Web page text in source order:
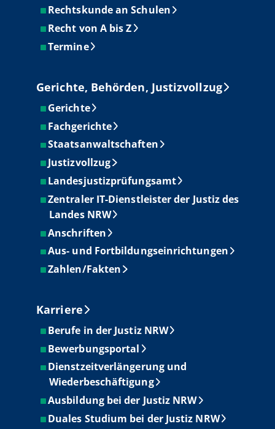
Rechtskunde an Schulen
Recht von A bis Z
Termine
Gerichte, Behörden, Justizvollzug
Gerichte
Fachgerichte
Staatsanwaltschaften
Justizvollzug
Landesjustizprüfungsamt
Zentraler IT-Dienstleister der Justiz des
Landes NRW
Anschriften
Aus- und Fortbildungseinrichtungen
Zahlen/Fakten
Karriere
Berufe in der Justiz NRW
Bewerbungsportal
Dienstzeitverlängerung und
Wiederbeschäftigung
Ausbildung bei der Justiz NRW
Duales Studium bei der Justiz NRW